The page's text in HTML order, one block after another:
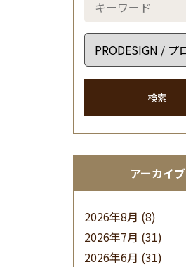
検索
アーカイブ
2026年8月 (8)
2026年7月 (31)
2026年6月 (31)